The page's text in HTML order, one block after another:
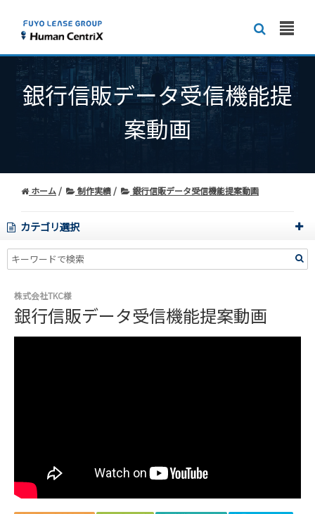
銀行信販データ受信機能提
案動画
ホーム 制作実績 銀行信販データ受信機能提案動画
カテゴリ選択
株式会社TKC様
銀行信販データ受信機能提案動画